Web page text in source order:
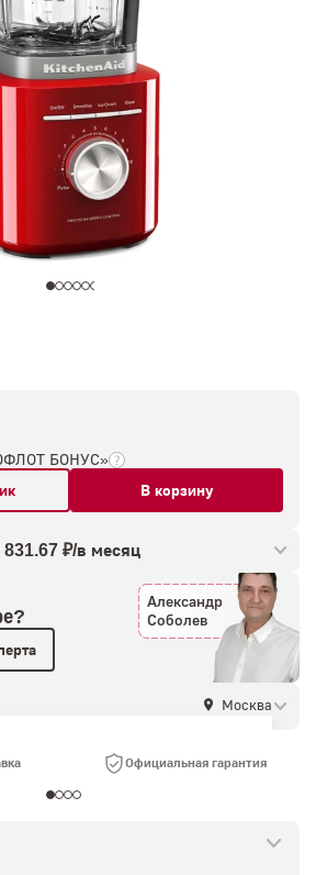
БОНУС»
В корзину
831.67 ₽/в месяц
Александр
Соболев
Москва
Официальная гарантия